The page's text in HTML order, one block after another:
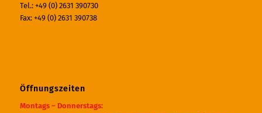
Tel.: +49 (0) 2631 390730
Fax: +49 (0) 2631 390738
Öffnungszeiten
Montags – Donnerstags: